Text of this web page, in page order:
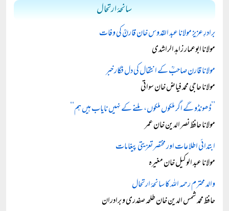
سانحۂ ارتحال
برادرِ عزیز مولانا عبد القدوس خان قارنؒ کی وفات
مولانا ابوعمار زاہد الراشدی
مولانا قارن صاحبؒ کے انتقال کی دل فگار خبر
مولانا حاجی محمد فیاض خان سواتی
’’ڈھونڈو گے اگر ملکوں ملکوں، ملنے کے نہیں نایاب ہیں ہم‘‘
مولانا حافظ نصر الدین خان عمر
ابتدائی اطلاعات اور مختصر تعزیتی پیغامات
مولانا عبد الوکیل خان مغیرہ
والد محترم رحمہ اللہ کا سانحۂ ارتحال
حافظ محمد شمس الدین خان طلحہ صفدری و برادران